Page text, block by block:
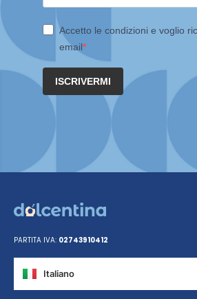
Accetto le condizioni e voglio
email
ISCRIVERMI
PARTITA IVA: 02743910412
Italiano
Español